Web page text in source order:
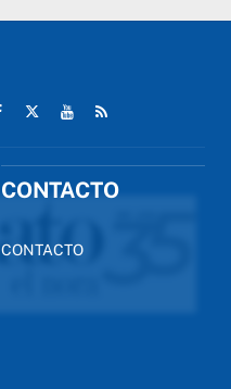
CONTACTO
CONTACTO